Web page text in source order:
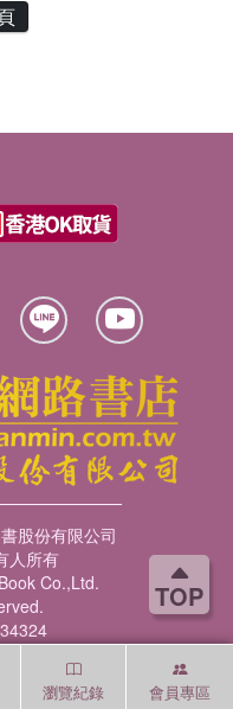
TOP
瀏覽紀錄 會員專區
股份有限公司
人所有
Co.,Ltd.